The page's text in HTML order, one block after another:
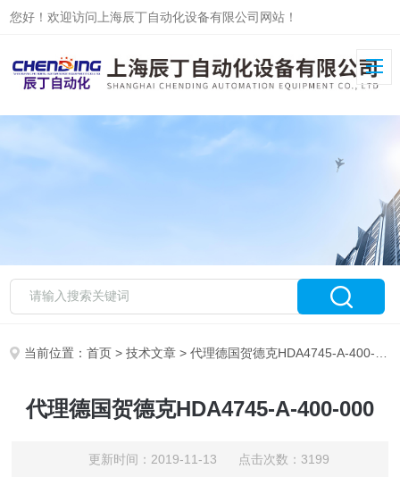
您好！欢迎访问上海辰丁自动化设备有限公司网站！
当前位置：首页 >技术文章 > 代理德国贺德克HDA4745-A-400-000
代理德国贺德克HDA4745-A-400-000
更新时间：2019-11-13 点击次数：3199